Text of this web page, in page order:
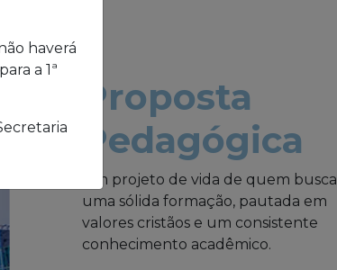
Proposta
Pedagógica
Um projeto de vida de quem busca
uma sólida formação, pautada em
valores cristãos e um consistente
conhecimento acadêmico.
haverá
a 1ª